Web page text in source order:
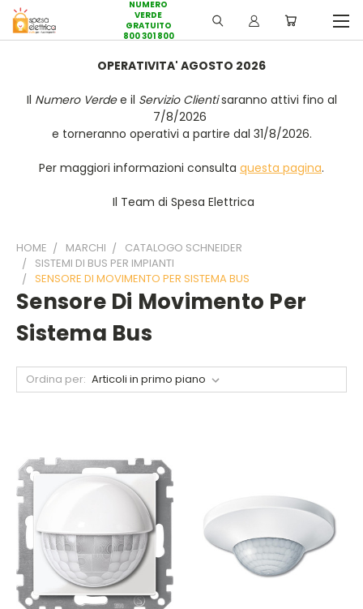
NUMERO
VERDE
GRATUITO
800 301 800
OPERATIVITA' AGOSTO 2026
Il Numero Verdee il Servizio Clientisaranno attivi fino al
7/8/2026
e torneranno operativi a partire dal 31/8/2026.
Per maggiori informazioni consulta questa pagina.
Il Team di Spesa Elettrica
HOME MARCHI
CATALOGO SCHNEIDER
SISTEMI DI BUS PER IMPIANTI
SENSORE DI MOVIMENTO PER SISTEMA BUS
Sensore Di Movimento Per
Sistema Bus
Ordina per: